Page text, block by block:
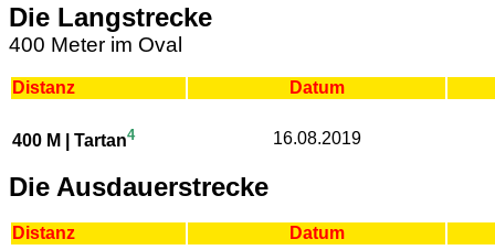
Die Langstrecke
400 Meter im Oval
Distanz Datum
400 M | Tartan4 16.08.2019
Die Ausdauerstrecke
Distanz Datum